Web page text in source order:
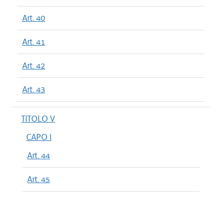
Art. 40
Art. 41
Art. 42
Art. 43
TITOLO V
CAPO I
Art. 44
Art. 45